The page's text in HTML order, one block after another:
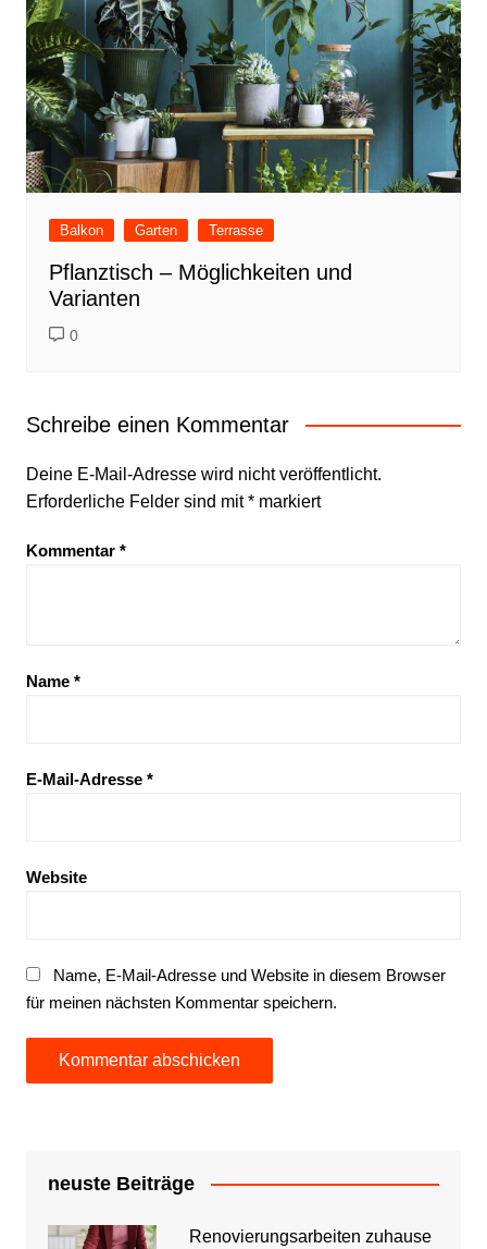
o
k
Balkon Garten Terrasse
Pflanztisch – Möglichkeiten und
Varianten
0
Schreibe einen Kommentar
Deine E-Mail-Adresse wird nicht veröffentlicht.
Erforderliche Felder sind mit*markiert
Kommentar *
Name *
E-Mail-Adresse *
Website
Name, E-Mail-Adresse und Website in diesem Browser
für meinen nächsten Kommentar speichern.
neuste Beiträge
Renovierungsarbeiten zuhause